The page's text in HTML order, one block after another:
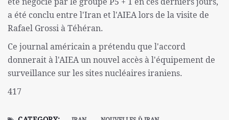
a été conclu entre l'Iran et l'AIEA lors de la visite de
Rafael Grossi à Téhéran.
Ce journal américain a prétendu que l'accord
donnerait à l'AIEA un nouvel accès à l'équipement de
surveillance sur les sites nucléaires iraniens.
417